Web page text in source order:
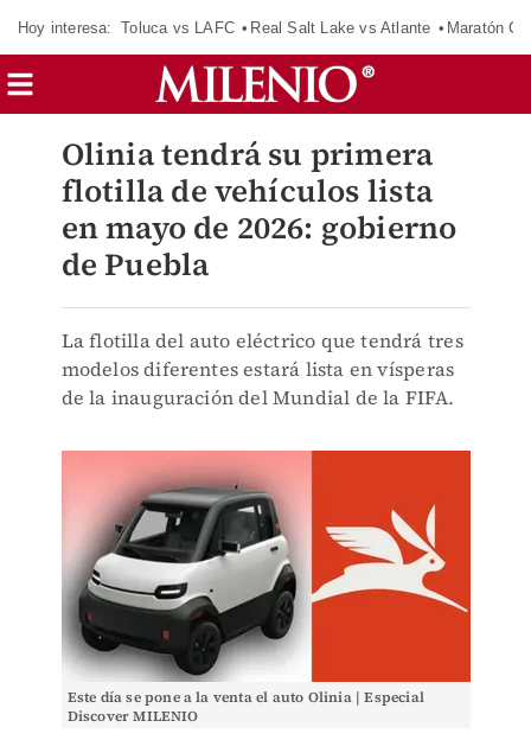
Hoy interesa: Toluca vs LAFC Real Salt Lake vs Atlante Maratón
Olinia tendrá su primera
flotilla de vehículos lista
en mayo de 2026: gobierno
de Puebla
La flotilla del auto eléctrico que tendrá tres
modelos diferentes estará lista en vísperas
de la inauguración del Mundial de la FIFA.
Este día se pone a la venta el auto Olinia | Especial
Discover MILENIO